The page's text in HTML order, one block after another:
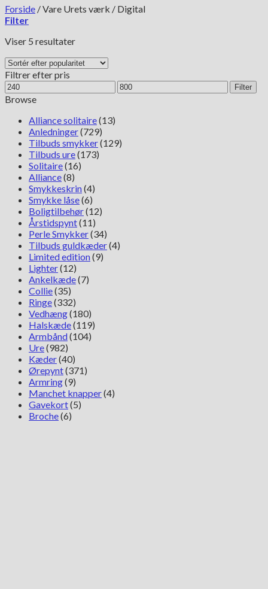
Forside /Vare Urets værk / Digital
Filter
Viser 5 resultaterSorteret
popularitet
Filtrer efter pris
Mindste
pris
Højeste
pris
Filter
Browse
Alliance solitaire(13)
Anledninger(729)
Tilbuds smykker(129)
Tilbuds ure(173)
Solitaire(16)
Alliance(8)
Smykkeskrin(4)
Smykke låse(6)
Boligtilbehør(12)
Årstidspynt(11)
Perle Smykker(34)
Tilbuds guldkæder(4)
Limited edition(9)
Lighter(12)
Ankelkæde(7)
Collie(35)
Ringe(332)
Vedhæng(180)
Halskæde(119)
Armbånd(104)
Ure(982)
Kæder(40)
Ørepynt(371)
Armring(9)
Manchet knapper(4)
Gavekort(5)
Broche(6)